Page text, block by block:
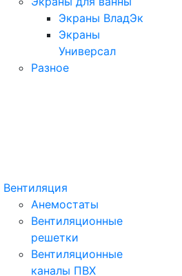
Экраны ВладЭк
Экраны
Универсал
Разное
Вентиляция
Анемостаты
Вентиляционные
решетки
Вентиляционные
каналы ПВХ